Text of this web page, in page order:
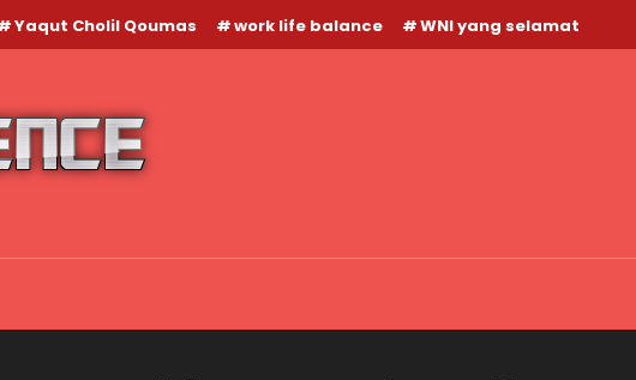
Yaqut Cholil Qoumas work life balance WNI yang selamat